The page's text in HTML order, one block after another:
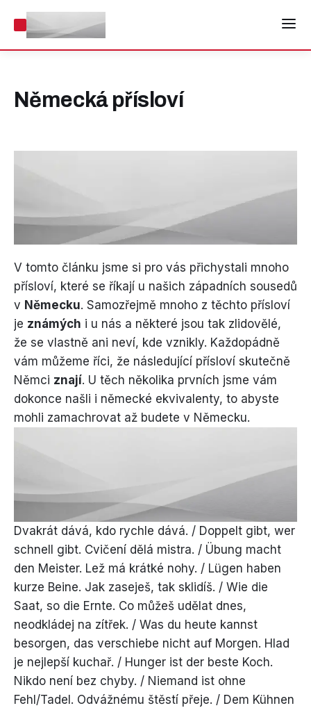
Německá přísloví
V tomto článku jsme si pro vás přichystali mnoho
přísloví, které se říkají u našich západních sousedů
v Německu. Samozřejmě mnoho z těchto přísloví
je známých i u nás a některé jsou tak zlidovělé,
že se vlastně ani neví, kde vznikly. Každopádně
vám můžeme říci, že následující přísloví skutečně
Němci znají. U těch několika prvních jsme vám
dokonce našli i německé ekvivalenty, to abyste
mohli zamachrovat až budete v Německu.
Dvakrát dává, kdo rychle dává. / Doppelt gibt, wer
schnell gibt. Cvičení dělá mistra. / Übung macht
den Meister. Lež má krátké nohy. / Lügen haben
kurze Beine. Jak zaseješ, tak sklidíš. / Wie die
Saat, so die Ernte. Co můžeš udělat dnes,
neodkládej na zítřek. / Was du heute kannst
besorgen, das verschiebe nicht auf Morgen. Hlad
je nejlepší kuchař. / Hunger ist der beste Koch.
Nikdo není bez chyby. / Niemand ist ohne
Fehl/Tadel. Odvážnému štěstí přeje. / Dem Kühnen